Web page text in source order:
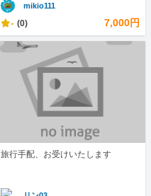
mikio111
- (0) 7,000円
旅行手配、お受けいたします